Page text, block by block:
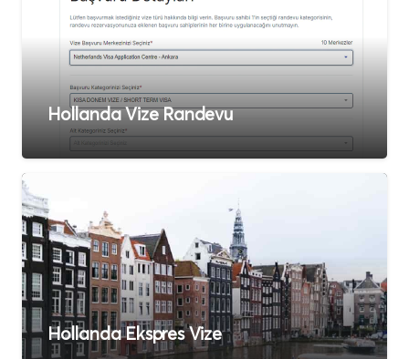
Hollanda Vize Randevu
Hollanda Ekspres Vize